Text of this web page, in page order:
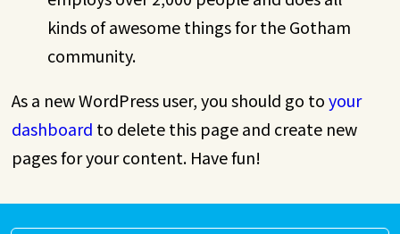
kinds of awesome things for the Gotham
community.
As a new WordPress user, you should go toyour
dashboard to delete this page and create new
pages for your content. Have fun!